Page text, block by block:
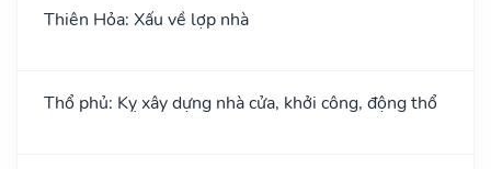
Thiên Hỏa: Xấu về lợp nhà
Thổ phủ: Kỵ xây dựng nhà cửa, khởi công, động thổ